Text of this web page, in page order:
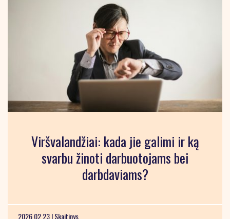
Viršvalandžiai: kada jie galimi ir ką
svarbu žinoti darbuotojams bei
darbdaviams?
2026 02 23 |Skaitinys